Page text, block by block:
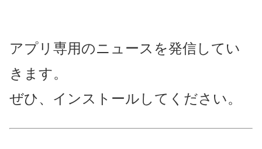
アプリ専用のニュースを発信してい
きます。
ぜひ、インストールしてください。